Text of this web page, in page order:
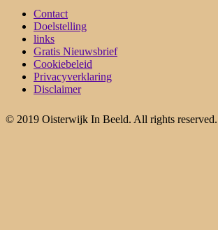
Contact
Doelstelling
links
Gratis Nieuwsbrief
Cookiebeleid
Privacyverklaring
Disclaimer
© 2019 Oisterwijk In Beeld. All rights reserved.